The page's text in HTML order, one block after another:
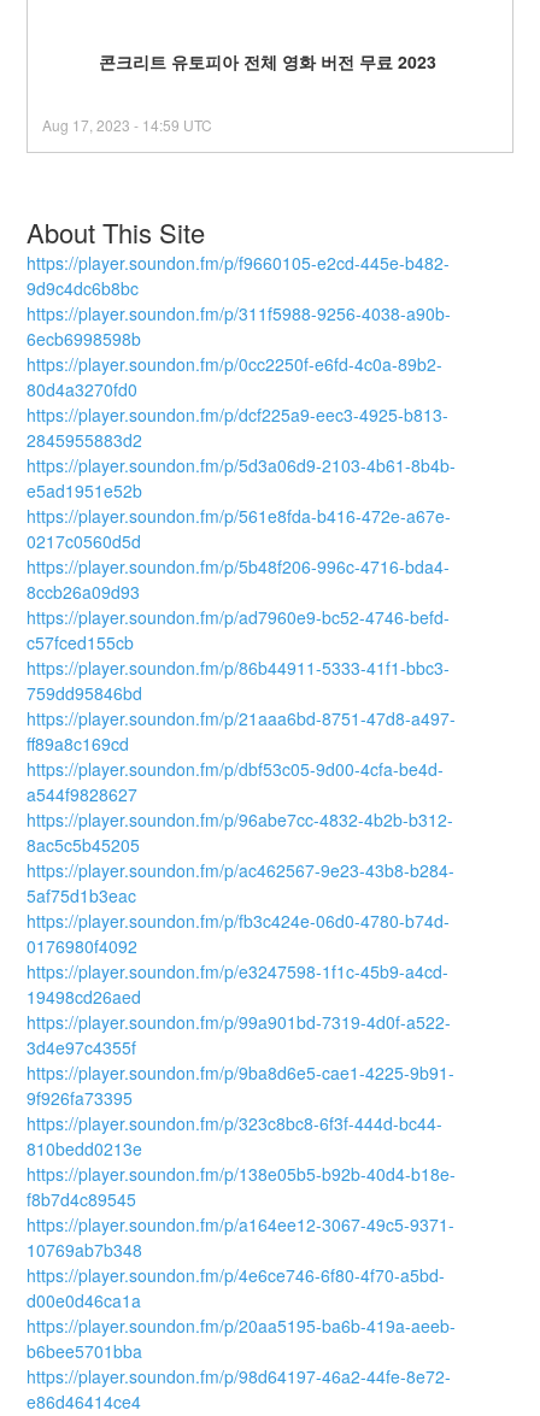
콘크리트 유토피아 전체 영화 버전 무료 2023
Aug 17 ,2023 - 14:59 UTC
About This Site
https://player.soundon.fm/p/f9660105-e2cd-445e-b482-
9d9c4dc6b8bc
https://player.soundon.fm/p/311f5988-9256-4038-a90b-
6ecb6998598b
https://player.soundon.fm/p/0cc2250f-e6fd-4c0a-89b2-
80d4a3270fd0
https://player.soundon.fm/p/dcf225a9-eec3-4925-b813-
2845955883d2
https://player.soundon.fm/p/5d3a06d9-2103-4b61-8b4b-
e5ad1951e52b
https://player.soundon.fm/p/561e8fda-b416-472e-a67e-
0217c0560d5d
https://player.soundon.fm/p/5b48f206-996c-4716-bda4-
8ccb26a09d93
https://player.soundon.fm/p/ad7960e9-bc52-4746-befd-
c57fced155cb
https://player.soundon.fm/p/86b44911-5333-41f1-bbc3-
759dd95846bd
https://player.soundon.fm/p/21aaa6bd-8751-47d8-a497-
ff89a8c169cd
https://player.soundon.fm/p/dbf53c05-9d00-4cfa-be4d-
a544f9828627
https://player.soundon.fm/p/96abe7cc-4832-4b2b-b312-
8ac5c5b45205
https://player.soundon.fm/p/ac462567-9e23-43b8-b284-
5af75d1b3eac
https://player.soundon.fm/p/fb3c424e-06d0-4780-b74d-
0176980f4092
https://player.soundon.fm/p/e3247598-1f1c-45b9-a4cd-
19498cd26aed
https://player.soundon.fm/p/99a901bd-7319-4d0f-a522-
3d4e97c4355f
https://player.soundon.fm/p/9ba8d6e5-cae1-4225-9b91-
9f926fa73395
https://player.soundon.fm/p/323c8bc8-6f3f-444d-bc44-
810bedd0213e
https://player.soundon.fm/p/138e05b5-b92b-40d4-b18e-
f8b7d4c89545
https://player.soundon.fm/p/a164ee12-3067-49c5-9371-
10769ab7b348
https://player.soundon.fm/p/4e6ce746-6f80-4f70-a5bd-
d00e0d46ca1a
https://player.soundon.fm/p/20aa5195-ba6b-419a-aeeb-
b6bee5701bba
https://player.soundon.fm/p/98d64197-46a2-44fe-8e72-
e86d46414ce4